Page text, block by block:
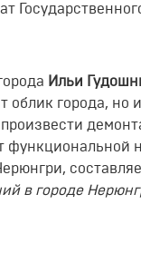
Ильи
облик города, но
в городе